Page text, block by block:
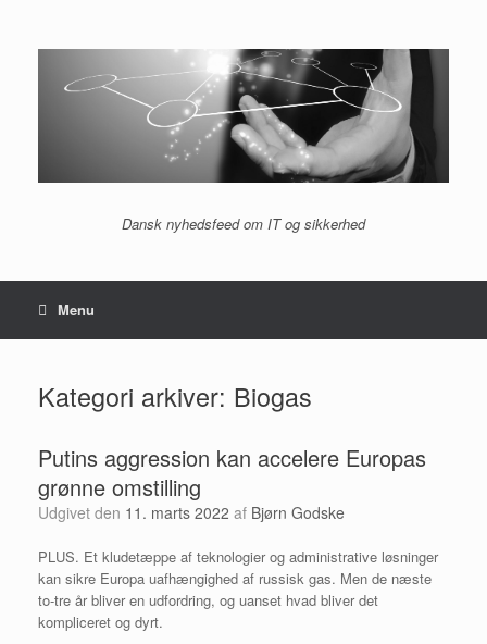
indhold
Dansk nyhedsfeed om IT og sikkerhed
Menu
Kategori arkiver: Biogas
Putins aggression kan accelere Europas
grønne omstilling
Udgivet den 11. marts 2022 af Bjørn Godske
PLUS. Et kludetæppe af teknologier og administrative løsninger
kan sikre Europa uafhængighed af russisk gas. Men de næste
to-tre år bliver en udfordring, og uanset hvad bliver det
kompliceret og dyrt.